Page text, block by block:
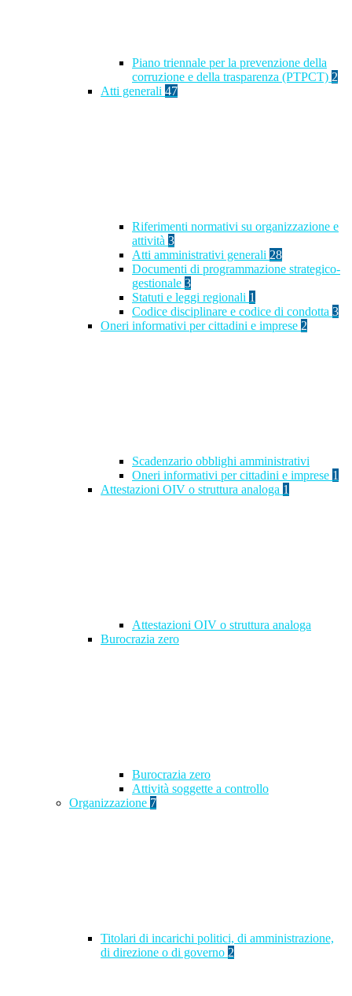
Piano triennale per la prevenzione della
corruzione e della trasparenza (PTPCT) 2
Atti generali 47
Riferimenti normativi su organizzazione e
attività 3
Atti amministrativi generali 28
Documenti di programmazione strategico-
gestionale 3
Statuti e leggi regionali 1
Codice disciplinare e codice di condotta 3
Oneri informativi per cittadini e imprese 2
Scadenzario obblighi amministrativi
Oneri informativi per cittadini e imprese 1
Attestazioni OIV o struttura analoga 1
Attestazioni OIV o struttura analoga
Burocrazia zero
Burocrazia zero
Attività soggette a controllo
Organizzazione 7
Titolari di incarichi politici, di amministrazione,
di direzione o di governo 2